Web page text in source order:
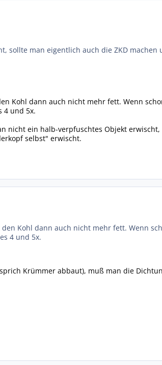
sollte man eigentlich auch die ZKD
Kohl dann auch nicht mehr fett. Wenn
4 und 5x.
nicht ein halb-verpfuschtes Objekt
selbst" erwischt.
Kohl dann auch nicht mehr fett. Wenn
4 und 5x.
Krümmer abbaut), muß man die